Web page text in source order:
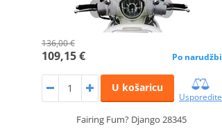
136,00 €
109,15 € Po narudžbi
U košaricu
Usporedite
Fairing Fum? Django 28345